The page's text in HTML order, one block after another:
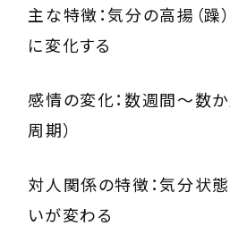
主な特徴：気分の高揚（躁
に変化する
感情の変化：数週間〜数
周期）
対人関係の特徴：気分状
いが変わる